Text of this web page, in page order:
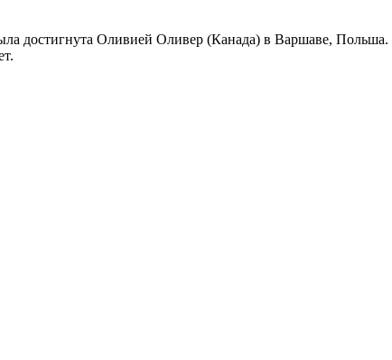
достигнута Оливией Оливер (Канада) в Варшаве,